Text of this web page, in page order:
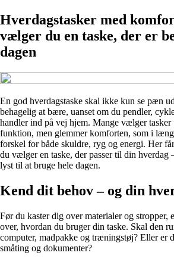
Hverdagstasker med
vælger du en taske, der er
dagen
En god hverdagstaske skal ikke kun se pæn
behagelig at bære, uanset om du pendler,
handler ind på vej hjem. Mange vælger tasker
funktion, men glemmer komforten, som i
forskel for både skuldre, ryg og energi. Her
du vælger en taske, der passer til din hverdag
lyst til at bruge hele dagen.
Kend dit behov – og din
Før du kaster dig over materialer og stropper,
over, hvordan du bruger din taske. Skal den
computer, madpakke og træningstøj? Eller er
småting og dokumenter?